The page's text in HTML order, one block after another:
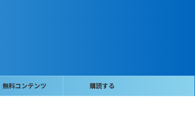
無料コンテンツ 購読する